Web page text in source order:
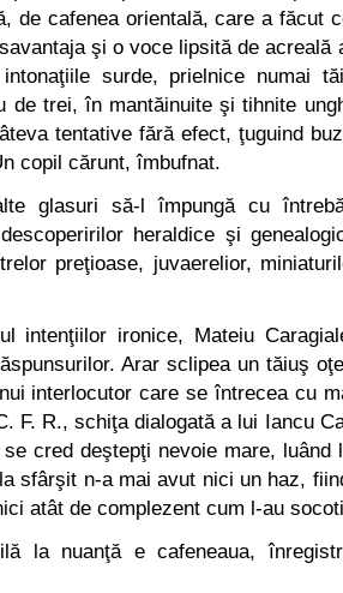
de cafenea orientală, care a făcut
şi o voce lipsită de acreală
surde, prielnice numai
de trei, în mantăinuite şi tihnite
tentative fără efect, ţuguind
copil cărunt, îm­bufnat.
glasuri să-l împungă cu
heraldice şi
preţioase, juvaerelior,
intenţiilor ironice, Mateiu
Arar sclipea un tăiuş
interlocutor care se întrecea cu
F. R., schiţa dialogată a lui Iancu
cred deştepţi nevoie mare, luând
sfârşit n-a mai avut nici un haz,
atât de complezent cum l-au
la nuanţă e cafeneaua,